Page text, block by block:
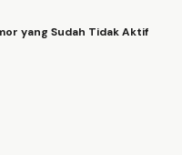
yang Sudah Tidak Aktif